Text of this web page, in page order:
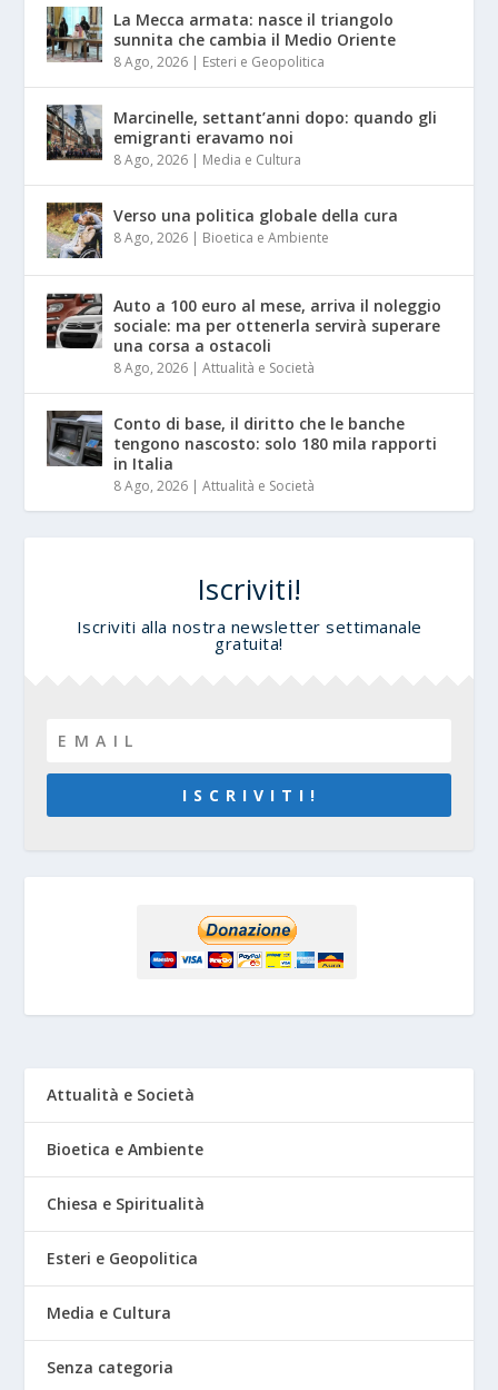
La Mecca armata: nasce il triangolo
sunnita che cambia il Medio Oriente
8 Ago, 2026 | Esteri e Geopolitica
Marcinelle, settant’anni dopo: quando gli
emigranti eravamo noi
8 Ago, 2026 | Media e Cultura
Verso una politica globale della cura
8 Ago, 2026 | Bioetica e Ambiente
Auto a 100 euro al mese, arriva il noleggio
sociale: ma per ottenerla servirà superare
una corsa a ostacoli
8 Ago, 2026 |Attualità e Società
Conto di base, il diritto che le banche
tengono nascosto: solo 180 mila rapporti
in Italia
8 Ago, 2026 |Attualità e Società
Iscriviti!
Iscriviti alla nostra newsletter settimanale
gratuita!
I S C R I V I T I !
Attualità e Società
Bioetica e Ambiente
Chiesa e Spiritualità
Esteri e Geopolitica
Media e Cultura
Senza categoria